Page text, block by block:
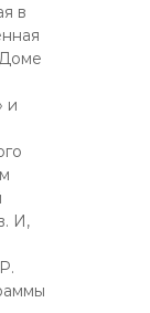
в
и
И,